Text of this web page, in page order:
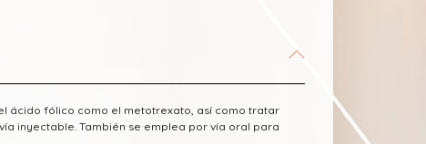
ácido fólico como el metotrexato, así como tratar
inyectable. También se emplea por vía oral para